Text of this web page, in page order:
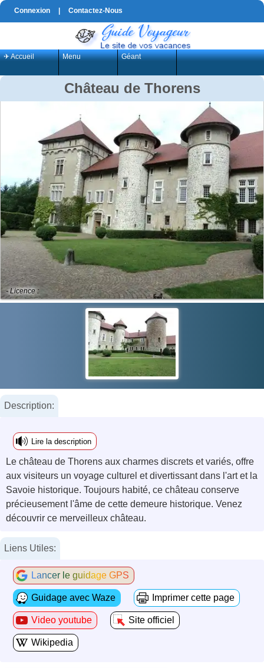
Connexion Contactez-Nous
✈ Accueil Menu Géant
Château de Thorens
- Licence :
Description:
Lire la description
Le château de Thorens aux charmes discrets et variés, offre
aux visiteurs un voyage culturel et divertissant dans l'art et la
Savoie historique. Toujours habité, ce château conserve
précieusement l'âme de cette demeure historique. Venez
découvrir ce merveilleux château.
Liens Utiles:
Lancer le guidage GPS
Guidage avec Waze Imprimer cette page
Video youtube Site officiel
Wikipedia